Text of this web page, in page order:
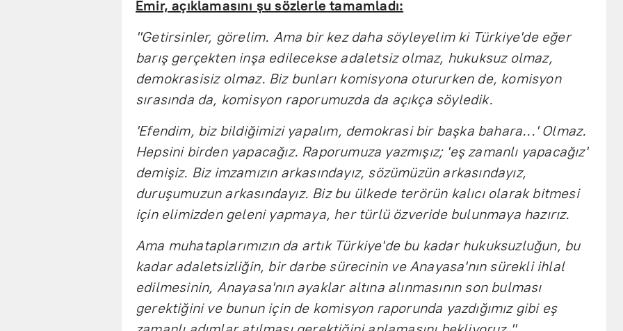
Emir, açıklamasını şu sözlerle tamamladı:
"Getirsinler, görelim. Ama bir kez daha söyleyelim ki Türkiye'de eğer
barış gerçekten inşa edilecekse adaletsiz olmaz, hukuksuz olmaz,
demokrasisiz olmaz. Biz bunları komisyona otururken de, komisyon
sırasında da, komisyon raporumuzda da açıkça söyledik.
'Efendim, biz bildiğimizi yapalım, demokrasi bir başka bahara...' Olmaz.
Hepsini birden yapacağız. Raporumuza yazmışız; 'eş zamanlı yapacağız'
demişiz. Biz imzamızın arkasındayız, sözümüzün arkasındayız,
duruşumuzun arkasındayız. Biz bu ülkede terörün kalıcı olarak bitmesi
için elimizden geleni yapmaya, her türlü özveride bulunmaya hazırız.
Ama muhataplarımızın da artık Türkiye'de bu kadar hukuksuzluğun, bu
kadar adaletsizliğin, bir darbe sürecinin ve Anayasa'nın sürekli ihlal
edilmesinin, Anayasa'nın ayaklar altına alınmasının son bulması
gerektiğini ve bunun için de komisyon raporunda yazdığımız gibi eş